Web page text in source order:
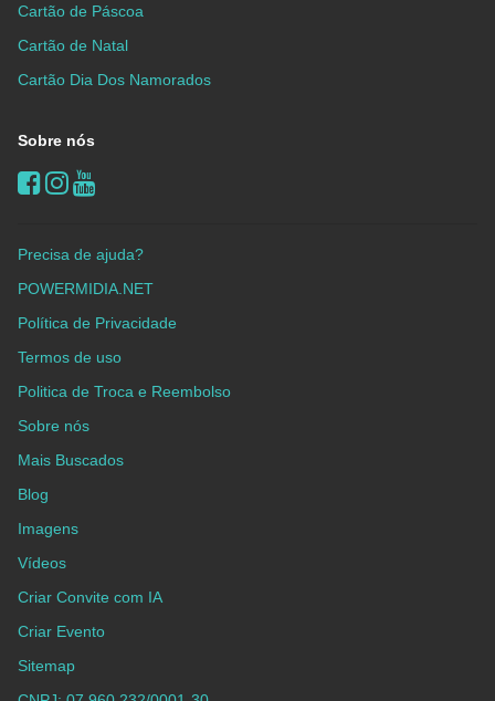
Cartão de Páscoa
Cartão de Natal
Cartão Dia Dos Namorados
Sobre nós
Precisa de ajuda?
POWERMIDIA.NET
Política de Privacidade
Termos de uso
Politica de Troca e Reembolso
Sobre nós
Mais Buscados
Blog
Imagens
Vídeos
Criar Convite com IA
Criar Evento
Sitemap